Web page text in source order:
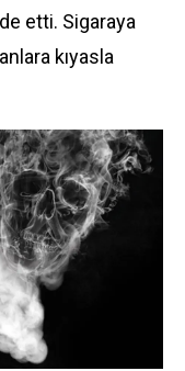
etti. Sigaraya
kıyasla